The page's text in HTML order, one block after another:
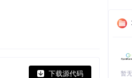
下载源代码
暂